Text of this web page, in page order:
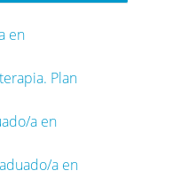
en
Plan
a en
a en